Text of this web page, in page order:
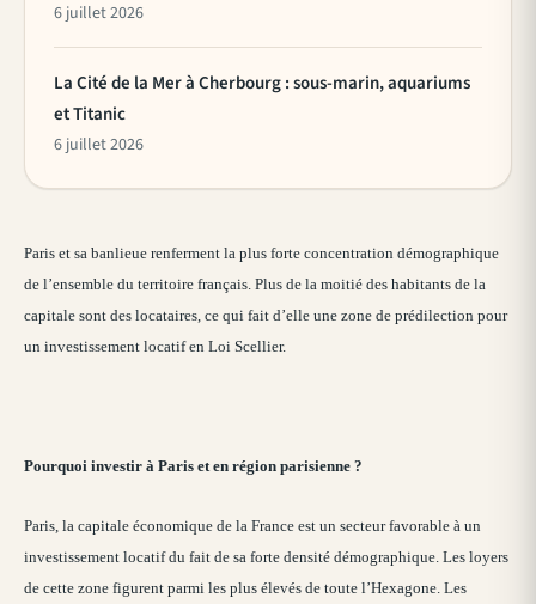
Paris et sa banlieue renferment la plus forte concentration démographique
de l’ensemble du territoire français. Plus de la moitié des habitants de la
capitale sont des locataires, ce qui fait d’elle une zone de prédilection pour
un investissement locatif en Loi Scellier.
Pourquoi investir à Paris et en région parisienne ?
Paris, la capitale économique de la France est un secteur favorable à un
investissement locatif du fait de sa forte densité démographique. Les loyers
de cette zone figurent parmi les plus élevés de toute l’Hexagone. Les
6 juillet 2026
La Cité de la Mer à Cherbourg : sous-marin, aquariums
et Titanic
6 juillet 2026